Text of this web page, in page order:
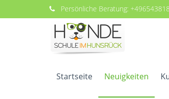
Persönliche Beratung:
Startseite Neuigkeiten